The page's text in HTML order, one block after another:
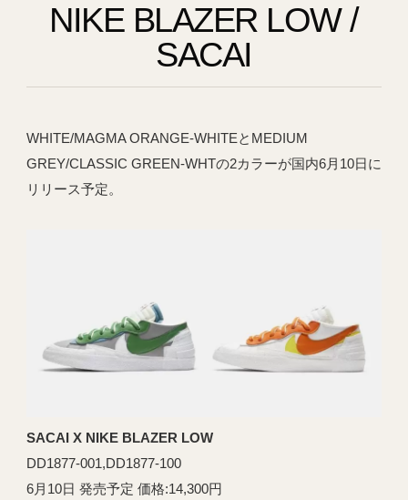
NIKE BLAZER LOW /
SACAI
WHITE/MAGMA ORANGE-WHITEとMEDIUM
GREY/CLASSIC GREEN-WHTの2カラーが国内6月10日に
リリース予定。
SACAI X NIKE BLAZER LOW
DD1877-001,DD1877-100
6月10日 発売予定 価格:14,300円